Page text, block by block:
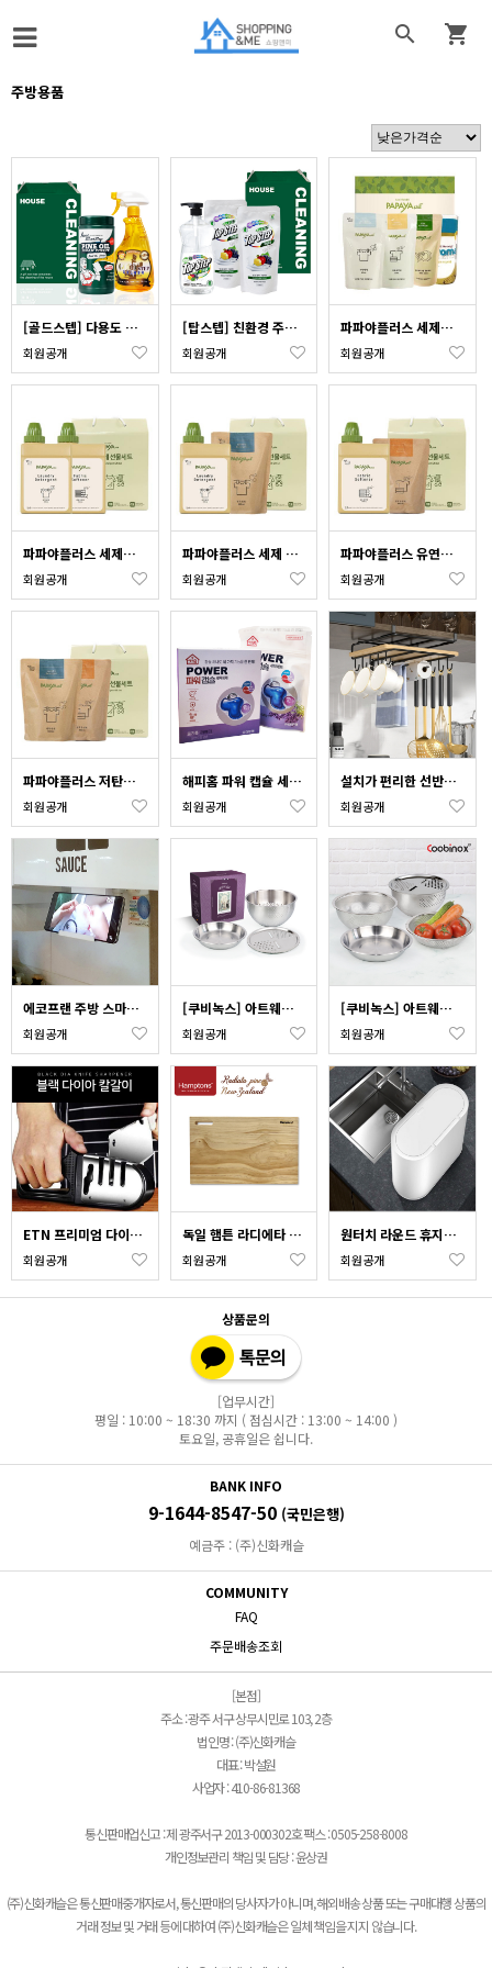
 
주방용품
[골드스텝] 다용도 세정제 기프트세트 2호(다용도세정제 550ml + 파인오일 클린티슈70매)
회원공개
[탑스텝] 친환경 주방세제 기프트세트 3호(주방세제 550ml + 리필 300ml 2개)
회원공개
파파야플러스 세제세트 4종
회원공개
파파야플러스 세제유연제 본품 2종
회원공개
파파야플러스 세제 본품리필 2종
회원공개
파파야플러스 유연제 본품리필 2종
회원공개
파파야플러스 저탄소 세제유연제 파우치 2종
회원공개
해피홈 파워 캡슐 세탁세제 5개입(종이케이스) 라벤더향
회원공개
설치가 편리한 선반걸이 주방컵걸이 다용도걸이
회원공개
에코프랜 주방 스마트폰 거치대
회원공개
[쿠비녹스] 아트웨어 쌀함박 쟁반 채칼 3종 세트 CO-73-07
회원공개
[쿠비녹스] 아트웨어 쌀함박 높은채반 낮은채반 쟁반 채칼 5종 세트 CO-73-10
회원공개
ETN 프리미엄 다이아몬드 4in1 블랙 칼갈이 주방 칼 가위 연마기
회원공개
독일 햄튼 라디에타 파인 우드 도마 _ 사이즈 택1
회원공개
원터치 라운드 휴지통 10L 종량제봉투 쓰레기통 인테리어휴지통 내통분리형
회원공개
상품문의
[업무시간]
평일 : 10:00 ~ 18:30 까지 ( 점심시간 : 13:00 ~ 14:00 )
토요일, 공휴일은 쉽니다.
BANK INFO
9-1644-8547-50 (국민은행)
예금주 : (주)신화캐슬
COMMUNITY
FAQ
주문배송조회
[본점]
주소 : 광주 서구 상무시민로 103, 2층
법인명 : (주)신화캐슬
대표 : 박설원
사업자 : 410-86-81368
통신판매업신고 : 제 광주서구 2013-000302호 팩스 : 0505-258-8008
개인정보관리 책임 및 담당 : 윤상권
(주)신화캐슬은 통신판매중개자로서, 통신판매의 당사자가 아니며, 해외배송 상품 또는 구매대행 상품의
거래 정보 및 거래 등에 대하여 (주)신화캐슬은 일체 책임을 지지 않습니다.